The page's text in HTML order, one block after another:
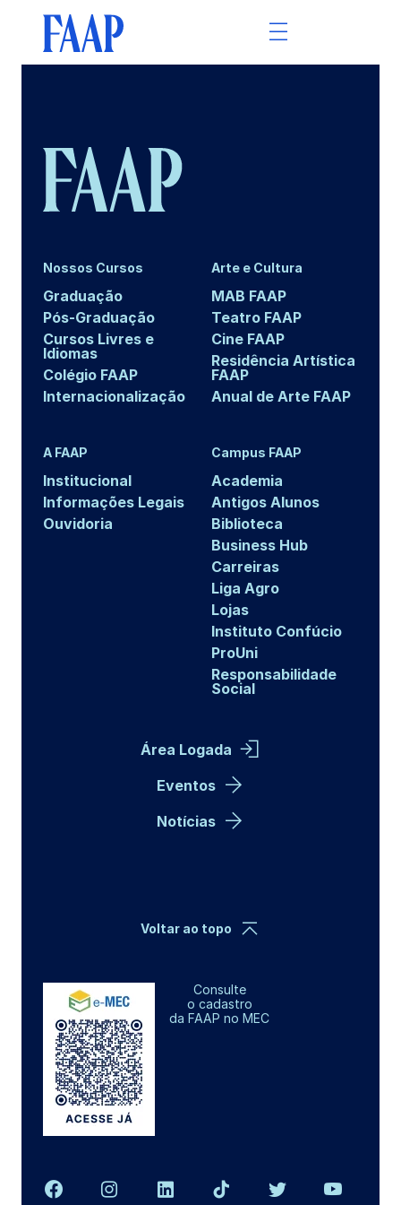
Nossos Cursos
Graduação
Pós-Graduação
Cursos Livres e
Idiomas
Colégio FAAP
Internacionalização
Arte e Cultura
MAB FAAP
Teatro FAAP
Cine FAAP
Residência Artística
FAAP
Anual de Arte FAAP
A FAAP
Institucional
Informações Legais
Ouvidoria
Campus FAAP
Academia
Antigos Alunos
Biblioteca
Business Hub
Carreiras
Liga Agro
Lojas
Instituto Confúcio
ProUni
Responsabilidade
Social
Área Logada
Eventos
Notícias
Consulte
o cadastro
da FAAP no MEC
Voltar ao topo